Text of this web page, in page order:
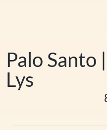
Palo Santo
Lys